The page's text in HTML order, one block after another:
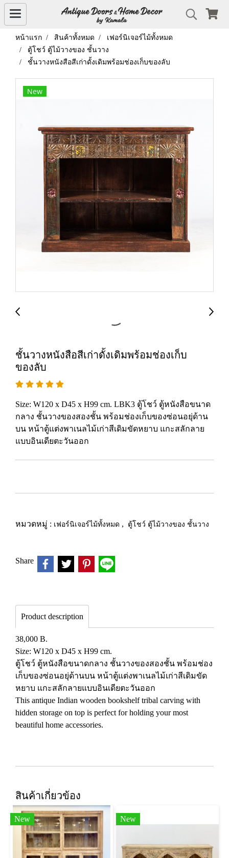
หน้าแรก สินค้าทั้งหมด
เฟอร์นิเจอร์ไม้ทั้งหมด
ตู้โชว์ ตู้ไม้วางของ ชั้นวาง
ชั้นวางหนังสือสีเก่าดั้งเดิมพร้อมช่องเก็บของลับ
New
ชั้นวางหนังสือสีเก่าดั้งเดิมพร้อมช่องเก็บ
ของลับ
Size: W120 x D45 x H99 cm. LBK3 ตู้โชว์ ตู้หนังสือขนาด
กลาง ชั้นวางของสองชั้น พร้อมช่องเก็บของซ่อนอยุ่ด้าน
บน หน้าตู้แต่งพาเนลไม้เก่าสีเดิมขัดหยาบ แกะสลักลาย
แบบอินเดียตะวันออก
หมวดหมู่ : เฟอร์นิเจอร์ไม้ทั้งหมด , ตู้โชว์ ตู้ไม้วางของ ชั้นวาง
Share
Product description
38,000 B.
Size: W120 x D45 x H99 cm.
ตู้โชว์ ตู้หนังสือขนาดกลาง ชั้นวางของสองชั้น พร้อมช่อง
เก็บของซ่อนอยุ่ด้านบน หน้าตู้แต่งพาเนลไม้เก่าสีเดิมขัด
หยาบ แกะสลักลายแบบอินเดียตะวันออก
This antique Indian wooden bookshelf tribal carving with
hidden storage on top is perfect for holding your most
beautiful home accessories.
สินค้าเกี่ยวข้อง
New New